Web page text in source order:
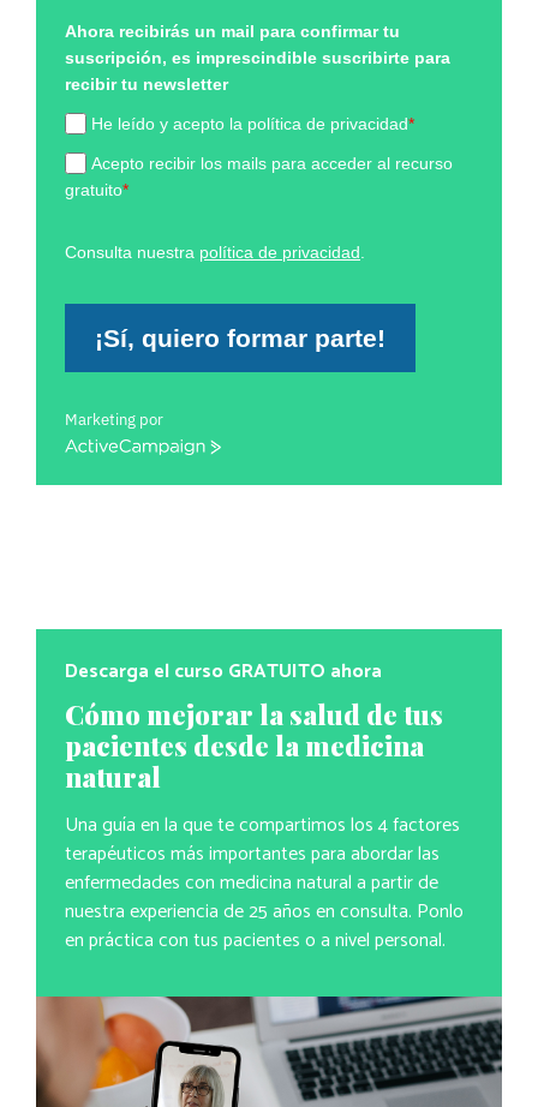
Ahora recibirás un mail para confirmar tu
suscripción, es imprescindible suscribirte para
recibir tu newsletter
He leído y acepto la política de privacidad*
Acepto recibir los mails para acceder al recurso
gratuito*
Consulta nuestra política de privacidad
¡Sí, quiero formar parte!
Marketing por
ActiveCampaign
Descarga el curso GRATUITO ahora
Cómo mejorar la salud de tus
pacientes desde la medicina
natural
Una guía en la que te compartimos los 4 factores
terapéuticos más importantes para abordar las
enfermedades con medicina natural a partir de
nuestra experiencia de 25 años en consulta. Ponlo
en práctica con tus pacientes o a nivel personal.